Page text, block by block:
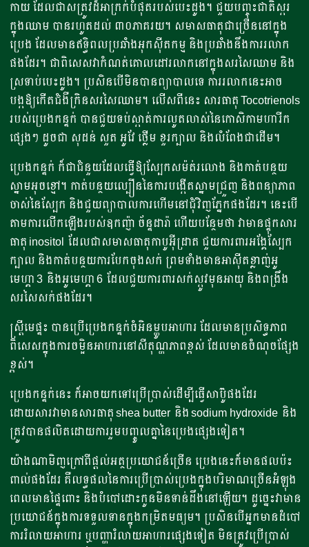
កាយ ដែលជាសត្រូវដ៏អាក្រក់បំផុតរបស់បេះដូង។ ជួយបញ្ចុះជាតិស្ករ
ក្នុងឈាម បានរហូតដល់ ៣០ភាគរយ។ សមាសធាតុជាច្រើននៅក្នុង
ប្រេង ដែលមានឥទ្ធិពលប្រឆាំងអុកស៊ីតកម្ម និងប្រឆាំងនឹងការរលាក
ផងដែរ។ ជាពិសេសវាកំណត់គោលដៅរលាកនៅក្នុងសរសៃឈាម និង
ស្រទាប់បេះដូង។ ប្រសិនបើមិនបានព្យាបាលទេ ការរលាកនេះអាច
បង្កឱ្យកើតជំងឺក្រិនសរសៃឈាម។ លើសពីនេះ សារធាតុ Tocotrienols
របស់ប្រេងកន្ទក់ បានជួយទប់ស្កាត់ការលូតលាស់នៃកោសិកាមហារីក
ផ្សេងៗ ដូចជា សុដន់ សួត អូវែ ថ្លើម ខួរក្បាល និងលំពែងជាដើម។
ប្រេងកន្ទក់ ក៏ជាជំនួយដែលធ្វើឱ្យស្បែកសម៉ត់រលោង និងកាត់បន្ថយ
ស្នាមអុចខ្មៅ។ កាត់បន្ថយល្បឿននៃការបង្កើតស្នាមជ្រួញ និងពន្យាភាព
ចាស់នៃស្បែក និងជួយព្យាបាលការហើមនៅជុំវិញភ្នែកផងដែរ។ នេះបើ
តាមការលើកឡើងរបស់ឧកញ៉ា ច័ន្ទដារ៉ា ហើយបន្ថែមថា វាមានផ្ទុកសារ
ធាតុ inositol ដែលជាសមាសធាតុកាបូអ៊ីដ្រាត ជួយការពារអង្គែស្បែក
ក្បាល និងកាត់បន្ថយការបែកចុងសក់ ព្រមទាំងមានអាស៊ីតខ្លាញ់អូ
មេហ្គា 3 និងអូមេហ្គា 6 ដែលជួយការពារសក់ស្កូវមុនអាយុ និងពង្រឹង
សរសៃសក់ផងដែរ។
ស្រ្តីមេផ្ទះ បានប្រើប្រេងកន្ទក់ចំអិនម្ហូបអាហារ ដែលមានប្រសិទ្ធភាព
ពិសេសក្នុងការចម្អិនអាហារនៅសីតុណ្ហភាពខ្ពស់ ដែលមានចំណុចផ្សែង
ខ្ពស់។
ប្រេងកន្ទក់នេះ ក៏អាចយកទៅប្រើប្រាស់ដើម្បីធ្វើសាប៊ូផងដែរ
ដោយសារវាមានសារធាតុ shea butter និង sodium hydroxide និង
ត្រូវបានផលិតដោយការរួមបញ្ចូលគ្នានៃប្រេងផ្សេងទៀត។
យ៉ាងណាមិញក្រៅពីផ្ដល់អត្ថប្រយោជន៍ច្រើន ប្រេងនេះក៏មានផលប៉ះ
ពាល់ផងដែរ គឺលទ្ធផលនៃការប្រើប្រាស់ប្រេងក្នុងបរិមាណច្រើនអំឡុង
ពេលមានផ្ទៃពោះ និងបំបៅដោះកូនមិនទាន់ដឹងនៅឡើយ។ ដូច្នេះវាមាន
ប្រយោជន៍ក្នុងការទទួលទានក្នុងកម្រិតមធ្យម។ ប្រសិនបើអ្នកមានដំបៅ
ការរំលាយអាហារ ឬបញ្ហារំលាយអាហារផ្សេងទៀត មិនត្រូវប្រើប្រាស់